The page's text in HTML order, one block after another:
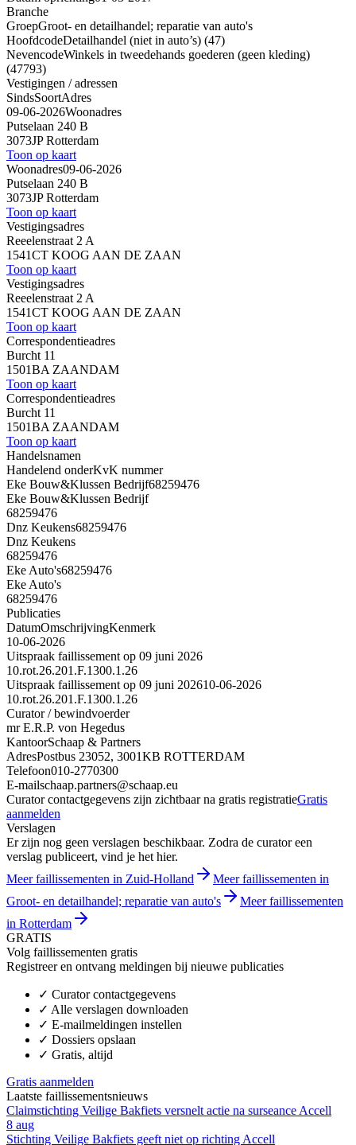
Branche
GroepGroot- en detailhandel; reparatie van auto's
HoofdcodeDetailhandel (niet in auto’s) (47)
NevencodeWinkels in tweedehands goederen (geen kleding)
(47793)
Vestigingen / adressen
SindsSoortAdres
09-06-2026Woonadres
Putselaan 240 B
3073JP Rotterdam
Toon op kaart
Woonadres09-06-2026
Putselaan 240 B
3073JP Rotterdam
Toon op kaart
Vestigingsadres
Reeelenstraat 2 A
1541CT KOOG AAN DE ZAAN
Toon op kaart
Vestigingsadres
Reeelenstraat 2 A
1541CT KOOG AAN DE ZAAN
Toon op kaart
Correspondentieadres
Burcht 11
1501BA ZAANDAM
Toon op kaart
Correspondentieadres
Burcht 11
1501BA ZAANDAM
Toon op kaart
Handelsnamen
Handelend onderKvK nummer
Eke Bouw&Klussen Bedrijf68259476
Eke Bouw&Klussen Bedrijf
68259476
Dnz Keukens68259476
Dnz Keukens
68259476
Eke Auto's68259476
Eke Auto's
68259476
Publicaties
DatumOmschrijvingKenmerk
10-06-2026
Uitspraak faillissement op 09 juni 2026
10.rot.26.201.F.1300.1.26
Uitspraak faillissement op 09 juni 202610-06-2026
10.rot.26.201.F.1300.1.26
Curator / bewindvoerder
mr E.R.P. von Hegedus
KantoorSchaap & Partners
AdresPostbus 23052, 3001KB ROTTERDAM
Telefoon010-2770300
E-mailschaap.partners@schaap.eu
Curator contactgegevens zijn zichtbaar na gratis registratieGratis
aanmelden
Verslagen
Er zijn nog geen verslagen beschikbaar. Zodra de curator een
verslag publiceert, vind je het hier.
Meer faillissementen in Zuid-Holland
Meer faillissementen in
Groot- en detailhandel; reparatie van auto's
Meer faillissementen
in Rotterdam
GRATIS
Volg faillissementen gratis
Registreer en ontvang meldingen bij nieuwe publicaties
✓ Curator contactgegevens
✓ Alle verslagen downloaden
✓ E-mailmeldingen instellen
✓ Dossiers opslaan
✓ Gratis, altijd
Gratis aanmelden
Laatste faillissementsnieuws
Claimstichting Veilige Bakfiets versnelt actie na surseance Accell
8 aug
Stichting Veilige Bakfiets geeft niet op richting Accell